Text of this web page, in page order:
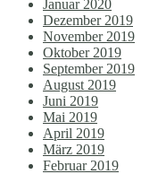
Januar 2020
Dezember 2019
November 2019
Oktober 2019
September 2019
August 2019
Juni 2019
Mai 2019
April 2019
März 2019
Februar 2019